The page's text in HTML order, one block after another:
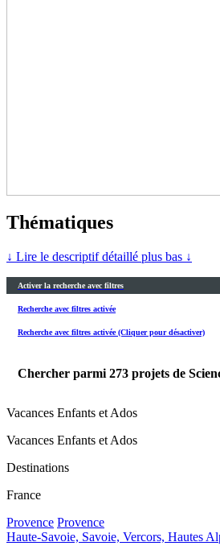
Thématiques
↓ Lire le descriptif détaillé plus bas ↓
Activer la recherche avec filtres
Recherche avec filtres activée
Recherche avec filtres activée (Cliquer pour désactiver)
Chercher parmi 273 projets de
Vacances Enfants et Ados
Vacances Enfants et Ados
Destinations
France
Provence Provence
Haute-Savoie, Savoie, Vercors, Hautes